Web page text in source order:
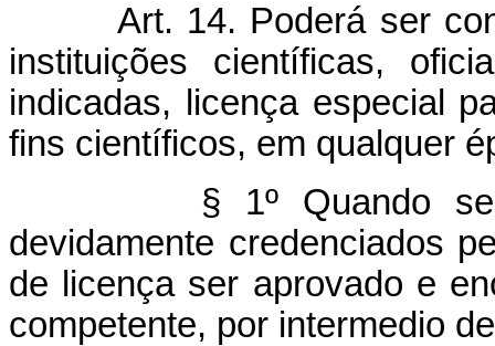
Art. 14. Poderá ser
instituições científicas,
indicadas, licença especial
fins científicos, em qualquer
§ 1º Quando
devidamente credenciados
de licença ser aprovado e
competente, por intermedio